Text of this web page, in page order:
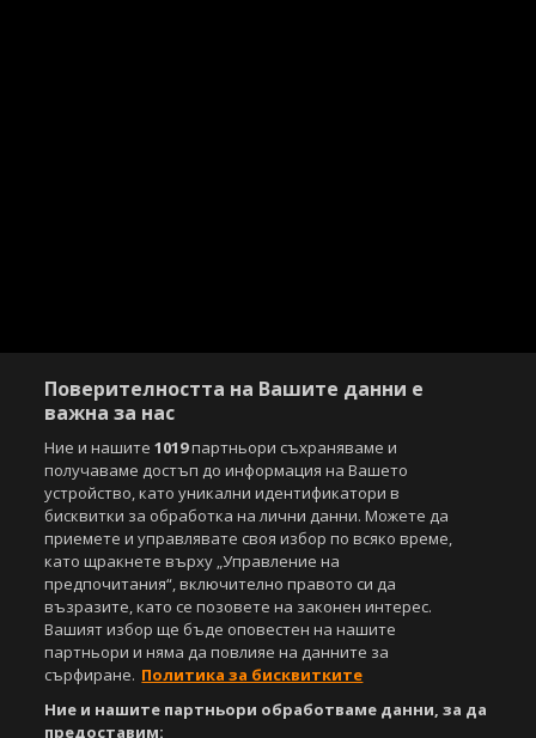
Copyright © 2007-2026 Агенция Спортал. Всички права запазени.
Този уебсайт е собственост на
Екип За рекламa
Общи условия
Етични правила на НСС
Лични данни
Поверителността на Вашите данни е
важна за нас
Ние и нашите1019партньори съхраняваме и
получаваме достъп до информация на Вашето
устройство, като уникални идентификатори в
бисквитки за обработка на лични данни. Можете да
приемете и управлявате своя избор по всяко време,
като щракнете върху „Управление на
предпочитания“, включително правото си да
възразите, като се позовете на законен интерес.
Вашият избор ще бъде оповестен на нашите
партньори и няма да повлияе на данните за
сърфиране. Политика за бисквитките
Ние и нашите партньори обработваме данни, за да
предоставим: